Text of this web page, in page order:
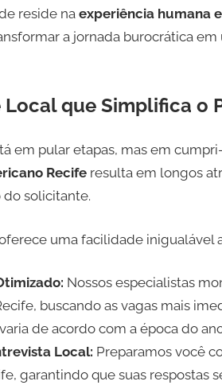
reside naexperiência humana
a jornada burocrática
Local que Simplifica o
em pular etapas, mas em
Reciferesulta em longos
solicitante.
uma facilidade
Nossos especialistas
buscando as vagas mais
de acordo com a época do
Local: Preparamos você
garantindo que suas respostas